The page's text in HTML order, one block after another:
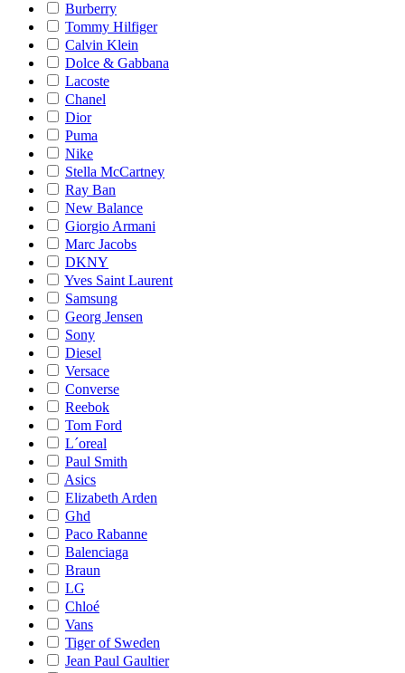
Burberry
Tommy Hilfiger
Calvin Klein
Dolce & Gabbana
Lacoste
Chanel
Dior
Puma
Nike
Stella McCartney
Ray Ban
New Balance
Giorgio Armani
Marc Jacobs
DKNY
Yves Saint Laurent
Samsung
Georg Jensen
Sony
Diesel
Versace
Converse
Reebok
Tom Ford
L´oreal
Paul Smith
Asics
Elizabeth Arden
Ghd
Paco Rabanne
Balenciaga
Braun
LG
Chloé
Vans
Tiger of Sweden
Jean Paul Gaultier